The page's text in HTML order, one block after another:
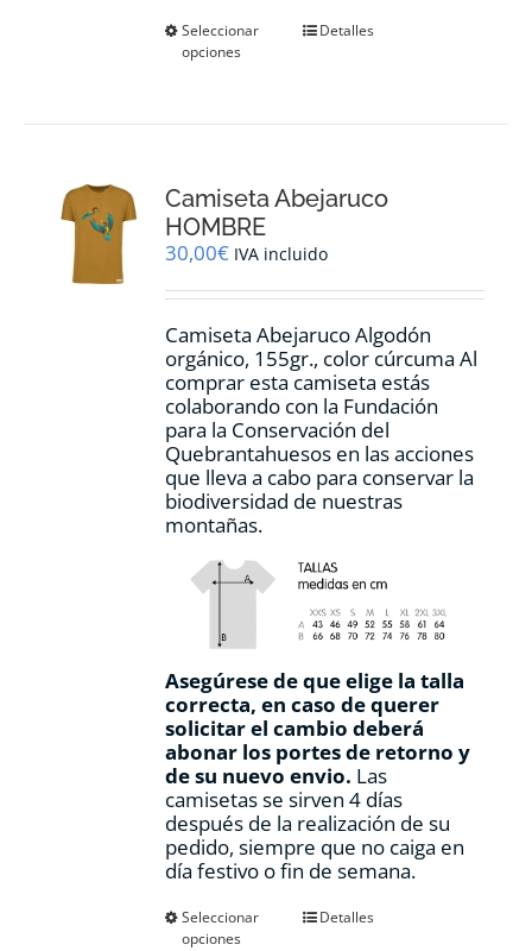
Seleccionar
opciones
Este
se
elegir
en
la
de
producto
Detalles
Camiseta Abejaruco
HOMBRE
30,00€ IVA incluido
Camiseta Abejaruco Algodón
orgánico, 155gr., color cúrcuma Al
comprar esta camiseta estás
colaborando con la Fundación
para la Conservación del
Quebrantahuesos en las acciones
que lleva a cabo para conservar la
biodiversidad de nuestras
montañas.
Asegúrese de que elige la talla
correcta, en caso de querer
solicitar el cambio deberá
abonar los portes de retorno y
de su nuevo envio. Las
camisetas se sirven 4 días
después de la realización de su
pedido, siempre que no caiga en
día festivo o fin de semana.
Seleccionar
opciones
EsteDetalles